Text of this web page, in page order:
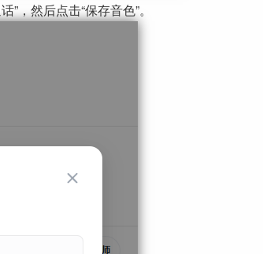
，然后点击“保存音色”。